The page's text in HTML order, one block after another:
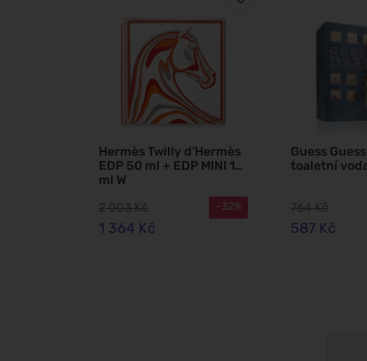
Hermès Twilly d'Hermès
EDP 50 ml + EDP MINI 15
ml W
2 003 Kč
1 364 Kč
-32%
Guess
toaletní
764 Kč
587 Kč